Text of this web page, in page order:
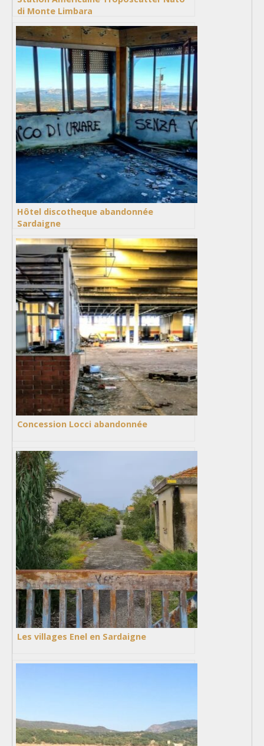
di Monte Limbara
Hôtel discotheque abandonnée
Sardaigne
Concession Locci abandonnée
Les villages Enel en Sardaigne